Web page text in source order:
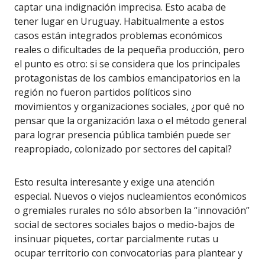
captar una indignación imprecisa. Esto acaba de
tener lugar en Uruguay. Habitualmente a estos
casos están integrados problemas económicos
reales o dificultades de la pequeña producción, pero
el punto es otro: si se considera que los principales
protagonistas de los cambios emancipatorios en la
región no fueron partidos políticos sino
movimientos y organizaciones sociales, ¿por qué no
pensar que la organización laxa o el método general
para lograr presencia pública también puede ser
reapropiado, colonizado por sectores del capital?
Esto resulta interesante y exige una atención
especial. Nuevos o viejos nucleamientos económicos
o gremiales rurales no sólo absorben la “innovación”
social de sectores sociales bajos o medio-bajos de
insinuar piquetes, cortar parcialmente rutas u
ocupar territorio con convocatorias para plantear y